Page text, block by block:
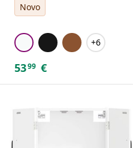
Novo
+6
5399 €